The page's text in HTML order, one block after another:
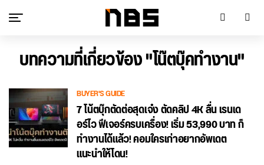
บทความที่เกี่ยวข้อง "โน๊ตบุ๊คทำงาน"
BUYER'S GUIDE
7 โน้ตบุ๊กตัดต่อสุดเจ๋ง ตัดคลิป 4K ลื่น เรนเด
อร์ไว ฟีเจอร์ครบเครื่อง! เริ่ม 53,990 บาท ก็
ทำงานได้แล้ว! คอมใครเก่าอยากอัพเดต
แนะนำให้โดน!